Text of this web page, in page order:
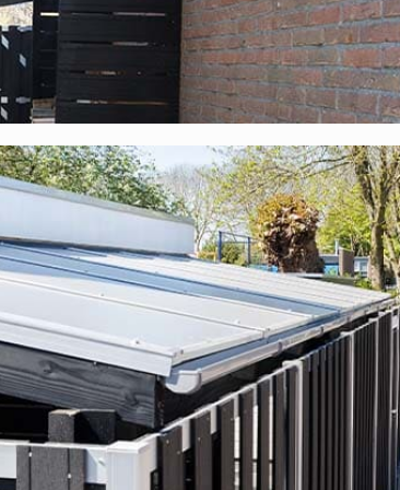
Stegplatten?
attraktiven Preis. Unsere Materialien wurden
erhalten Sie
10 Jahre Garantieauf das
Komplettdach gehören:
vollständig der Bauverordnung und verfügen über
Polycarbonatplatten auf der Unterkonstruktion
EPDM-Streifen, der dank seiner
Streifen halten viele Jahrzehnte lang;
Unterleggummi, der dank seiner
halten viele Jahrzehnte lang;
mit Neopren-Ring;
die Stegplatten an ihrem Platz zu halten;
der Endstücke;